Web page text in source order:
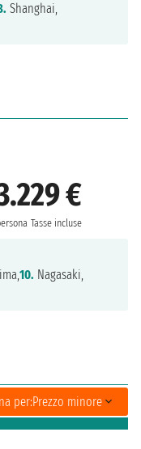
Shanghai,
€
Tasse incluse
10. Nagasaki,
per:Prezzo minore